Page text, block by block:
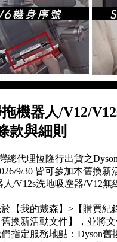
機器人/V12/
款與細則
總代理恆隆行出貨之
9/30 皆可參加本舊換
/V12s洗地吸塵器/V12無
【我的戴森】>【購買紀
換新活動文件】，並將文
指定服務地點：Dyson舊